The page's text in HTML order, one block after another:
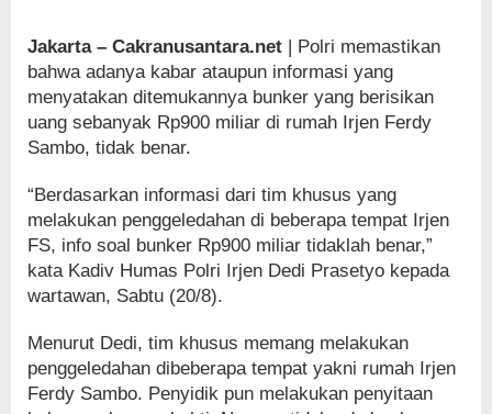
Jakarta – Cakranusantara.net | Polri memastikan
bahwa adanya kabar ataupun informasi yang
menyatakan ditemukannya bunker yang berisikan
uang sebanyak Rp900 miliar di rumah Irjen Ferdy
Sambo, tidak benar.
“Berdasarkan informasi dari tim khusus yang
melakukan penggeledahan di beberapa tempat Irjen
FS, info soal bunker Rp900 miliar tidaklah benar,”
kata Kadiv Humas Polri Irjen Dedi Prasetyo kepada
wartawan, Sabtu (20/8).
Menurut Dedi, tim khusus memang melakukan
penggeledahan dibeberapa tempat yakni rumah Irjen
Ferdy Sambo. Penyidik pun melakukan penyitaan